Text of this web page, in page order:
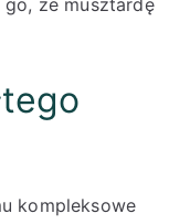
go, że musztardę
kompleksowe